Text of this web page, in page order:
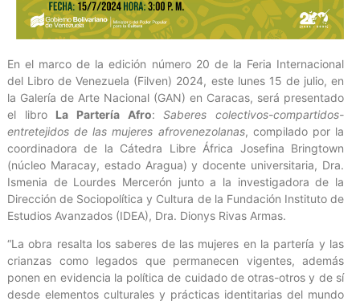
En el marco de la edición número 20 de la Feria Internacional
del Libro de Venezuela (Filven) 2024, este lunes 15 de julio, en
la Galería de Arte Nacional (GAN) en Caracas, será presentado
el libro La Partería Afro:Saberes colectivos-compartidos-
entretejidos de las mujeres afrovenezolanas, compilado por la
coordinadora de la Cátedra Libre África Josefina Bringtown
(núcleo Maracay, estado Aragua) y docente universitaria, Dra.
Ismenia de Lourdes Mercerón junto a la investigadora de la
Dirección de Sociopolítica y Cultura de la Fundación Instituto de
Estudios Avanzados (IDEA), Dra. Dionys Rivas Armas.
“La obra resalta los saberes de las mujeres en la partería y las
crianzas como legados que permanecen vigentes, además
ponen en evidencia la política de cuidado de otras-otros y de sí
desde elementos culturales y prácticas identitarias del mundo